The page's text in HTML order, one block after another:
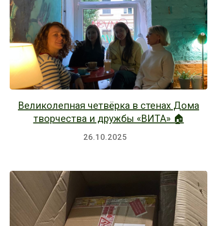
Великолепная четвёрка в стенах Дома
творчества и дружбы «ВИТА» 🏠
26.10.2025